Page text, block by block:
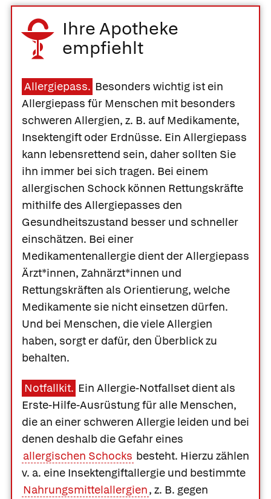
Ihre Apotheke
empfiehlt
Allergiepass. Besonders wichtig ist ein
Allergiepass für Menschen mit besonders
schweren Allergien, z. B. auf Medikamente,
Insektengift oder Erdnüsse. Ein Allergiepass
kann lebensrettend sein, daher sollten Sie
ihn immer bei sich tragen. Bei einem
allergischen Schock können Rettungskräfte
mithilfe des Allergiepasses den
Gesundheitszustand besser und schneller
einschätzen. Bei einer
Medikamentenallergie dient der Allergiepass
Ärzt*innen, Zahnärzt*innen und
Rettungskräften als Orientierung, welche
Medikamente sie nicht einsetzen dürfen.
Und bei Menschen, die viele Allergien
haben, sorgt er dafür, den Überblick zu
behalten.
Notfallkit. Ein Allergie-Notfallset dient als
Erste-Hilfe-Ausrüstung für alle Menschen,
die an einer schweren Allergie leiden und bei
denen deshalb die Gefahr eines
allergischen Schocks besteht. Hierzu zählen
v. a. eine Insektengiftallergie und bestimmte
Nahrungsmittelallergien, z. B. gegen